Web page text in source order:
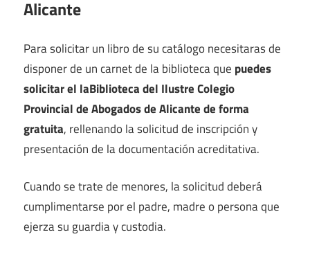
Alicante
Para solicitar un libro de su catálogo necesitaras de
disponer de un carnet de la biblioteca que puedes
solicitar el laBiblioteca del Ilustre Colegio
Provincial de Abogados de Alicante de forma
gratuita, rellenando la solicitud de inscripción y
presentación de la documentación acreditativa.
Cuando se trate de menores, la solicitud deberá
cumplimentarse por el padre, madre o persona que
ejerza su guardia y custodia.